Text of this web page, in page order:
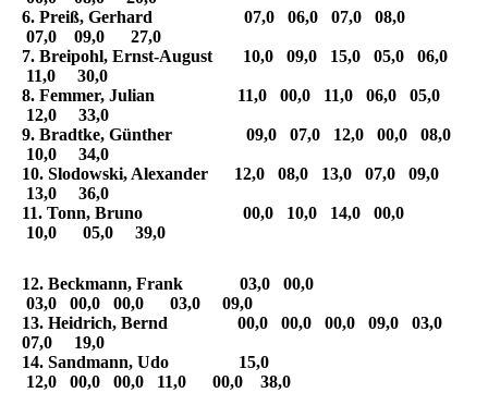
6. Preiß, Gerhard 07,0 06,0 07,0 08,0
07,0 09,0 27,0
7. Breipohl, Ernst-August 10,0 09,0 15,0 05,0 06,0
11,0 30,0
8. Femmer, Julian 11,0 00,0 11,0 06,0 05,0
12,0 33,0
9. Bradtke, Günther 09,0 07,0 12,0 00,0 08,0
10,0 34,0
10. Slodowski, Alexander 12,0 08,0 13,0 07,0 09,0
13,0 36,0
11. Tonn, Bruno 00,0 10,0 14,0 00,0
10,0 05,0 39,0
12. Beckmann, Frank 03,0 00,0
03,0 00,0 00,0 03,0 09,0
13. Heidrich, Bernd 00,0 00,0 00,0 09,0 03,0
07,0 19,0
14. Sandmann, Udo 15,0
12,0 00,0 00,0 11,0 00,0 38,0